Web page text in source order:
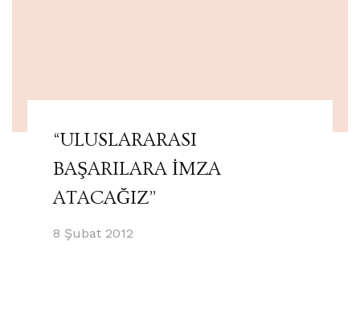
“ULUSLARARASI
BAŞARILARA İMZA
ATACAĞIZ”
8 Şubat 2012